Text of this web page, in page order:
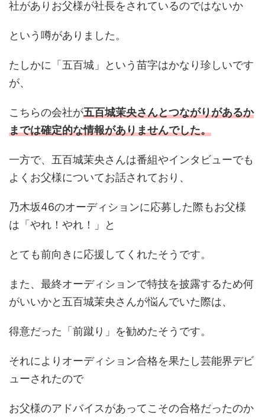
社がありお父様が社長をされているのではないか
という噂がありました。
たしかに「五百城」という苗字はかなり珍しいです
が、
こちらの会社が五百城茉央さんとつながりがあるか
までは確定的な情報がありませんでした。
一方で、五百城茉央さんは番組やインタビューでも
よくお父様についてお話されており、
乃木坂46のオーディションに応募した際もお父様
は「やれ！やれ！」と
とても前向きに応援してくれたそうです。
また、最終オーディションで特技を披露するため何
がいいかと五百城茉央さんが悩んでいた際は、
得意だった「前蹴り」を勧めたそうです。
それによりオーディション合格を果たし芸能界デビ
ューされたので
お父様のアドバイスがあってこその合格だったのか